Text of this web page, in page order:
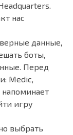
нас
данные,
боты,
Перед
Medic,
напоминает
игру
выбрать